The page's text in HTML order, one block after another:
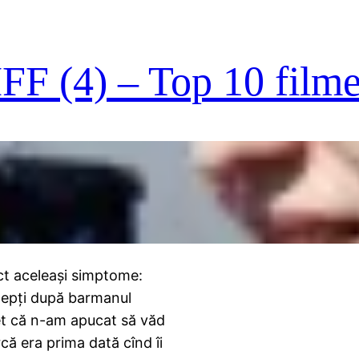
(4) – Top 10
aceleaşi simptome:
după barmanul
că n-am apucat să văd
era prima dată cînd îi